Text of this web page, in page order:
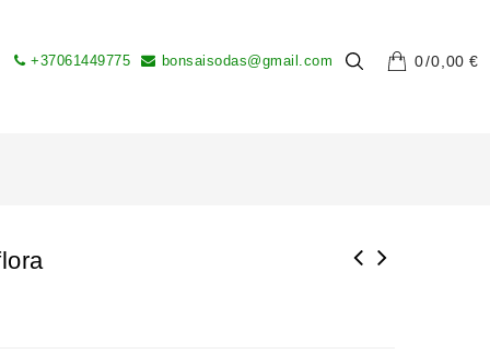
0 0,00€
+37061449775 bonsaisodas@gmail.com